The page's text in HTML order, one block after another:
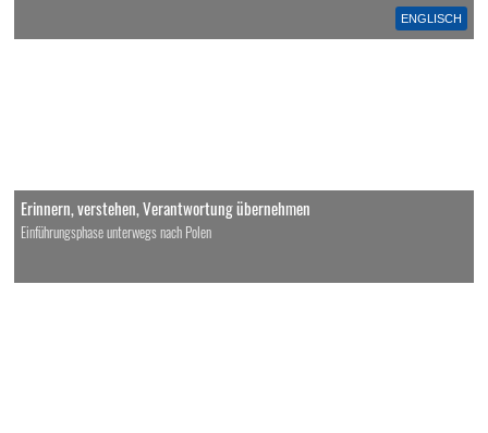
ENGLISCH
Erinnern, verstehen, Verantwortung übernehmen
Einführungsphase unterwegs nach Polen